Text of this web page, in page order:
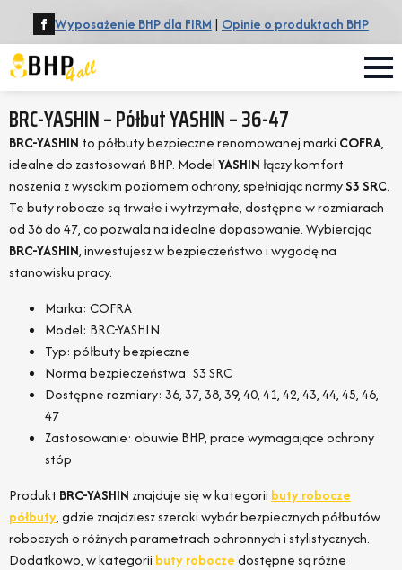
Wyposażenie BHP dla FIRM | Opinie o produktach BHP
BRC-YASHIN – Półbut YASHIN – 36-47
BRC-YASHIN to półbuty bezpieczne renomowanej marki COFRA,
idealne do zastosowań BHP. ModelYASHINłączy komfort
noszenia z wysokim poziomem ochrony, spełniając normyS3 SRC.
Te buty robocze są trwałe i wytrzymałe, dostępne w rozmiarach
od 36 do 47, co pozwala na idealne dopasowanie. Wybierając
BRC-YASHIN, inwestujesz w bezpieczeństwo i wygodę na
stanowisku pracy.
Marka: COFRA
Model: BRC-YASHIN
Typ: półbuty bezpieczne
Norma bezpieczeństwa: S3 SRC
Dostępne rozmiary: 36, 37, 38, 39, 40, 41, 42, 43, 44, 45, 46,
47
Zastosowanie: obuwie BHP, prace wymagające ochrony
stóp
Produkt BRC-YASHIN znajduje się w kategorii buty robocze
półbuty, gdzie znajdziesz szeroki wybór bezpiecznych półbutów
roboczych o różnych parametrach ochronnych i stylistycznych.
Dodatkowo, w kategorii buty roboczedostępne są różne